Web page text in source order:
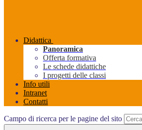
Didattica
Panoramica
Offerta formativa
Le schede didattiche
I progetti delle classi
Info utili
Intranet
Contatti
Campo di ricerca per le pagine del sito